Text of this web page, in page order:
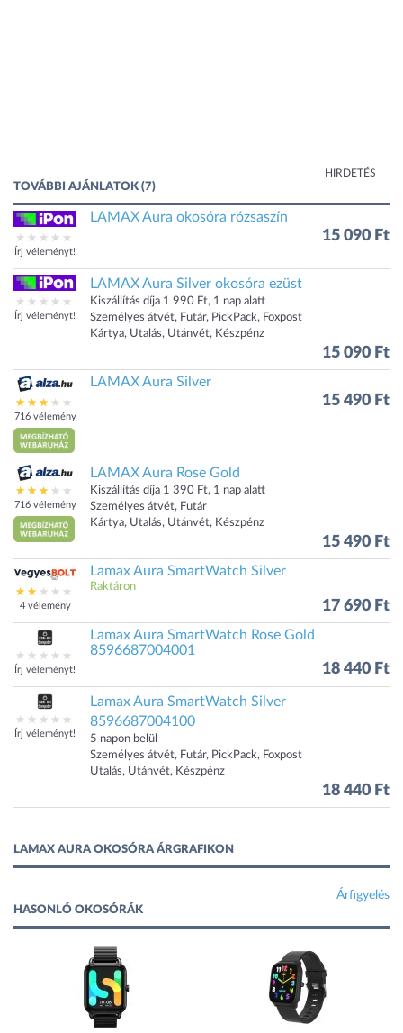
HIRDETÉS
TOVÁBBI AJÁNLATOK (7)
Írj véleményt!
LAMAX Aura okosóra rózsaszín
15 090 Ft
Írj véleményt!
LAMAX Aura Silver okosóra ezüst
Kiszállítás díja 1 990 Ft, 1 nap alatt
Személyes átvét, Futár, PickPack, Foxpost
Kártya, Utalás, Utánvét, Készpénz
15 090 Ft
716 vélemény
LAMAX Aura Silver
15 490 Ft
716 vélemény
LAMAX Aura Rose Gold
Kiszállítás díja 1 390 Ft, 1 nap alatt
Személyes átvét, Futár
Kártya, Utalás, Utánvét, Készpénz
15 490 Ft
4 vélemény
Lamax Aura SmartWatch Silver
Raktáron
17 690 Ft
Írj véleményt!
Lamax Aura SmartWatch Rose Gold
8596687004001
18 440 Ft
Írj véleményt!
Lamax Aura SmartWatch Silver
8596687004100
5 napon belül
Személyes átvét, Futár, PickPack, Foxpost
Utalás, Utánvét, Készpénz
18 440 Ft
LAMAX AURA OKOSÓRA ÁRGRAFIKON
Árfigyelés
HASONLÓ OKOSÓRÁK